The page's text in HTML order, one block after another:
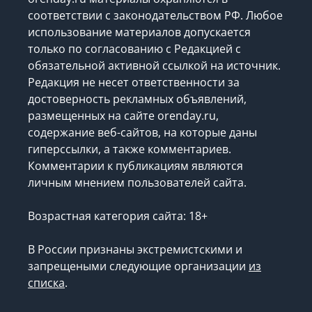
соответствии с законодательством РФ. Любое
использование материалов допускается
только по согласованию с Редакцией с
обязательной активной ссылкой на источник.
Редакция не несет ответственности за
достоверность рекламных объявлений,
размещенных на сайте orenday.ru,
содержание веб-сайтов, на которые даны
гиперссылки, а также комментариев.
Комментарии к публикациям являются
личным мнением пользователей сайта.
Возрастная категория сайта: 18+
В России признаны экстремистскими и
запрещеными следующие организации из
списка.